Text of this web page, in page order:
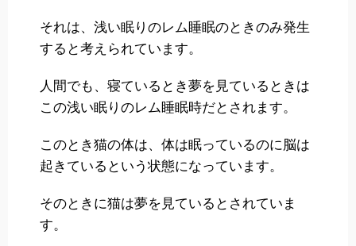
それは、浅い眠りのレム睡眠のときのみ発生
すると考えられています。
人間でも、寝ているとき夢を見ているときは
この浅い眠りのレム睡眠時だとされます。
このとき猫の体は、体は眠っているのに脳は
起きているという状態になっています。
そのときに猫は夢を見ているとされていま
す。